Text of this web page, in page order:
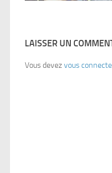
LAISSER UN
Vous devez vous